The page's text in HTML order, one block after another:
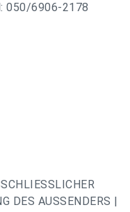
050/6906-2178
DES AUSSENDERS |